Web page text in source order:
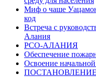
Миф о чаше
код
Встреча с
Алания
РСО-АЛАНИЯ
Обеспечение
Освоение